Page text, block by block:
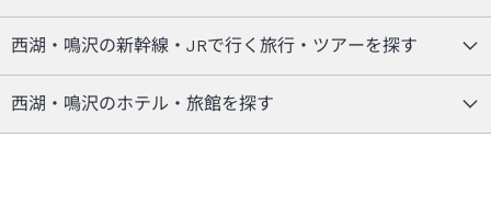
西湖・鳴沢の新幹線・JRで行く旅行・ツアーを探す
西湖・鳴沢のホテル・旅館を探す